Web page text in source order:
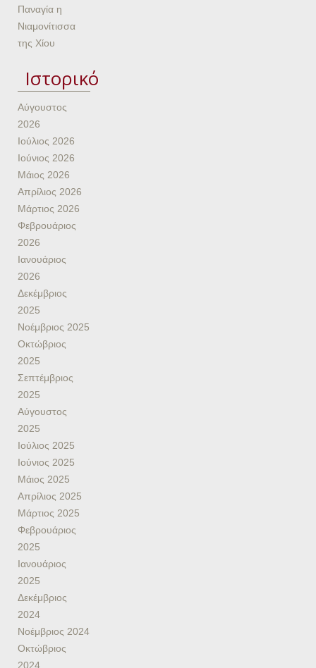
Παναγία η
Νιαμονίτισσα
της Χίου
Ιστορικό
Αύγουστος
2026
Ιούλιος 2026
Ιούνιος 2026
Μάιος 2026
Απρίλιος 2026
Μάρτιος 2026
Φεβρουάριος
2026
Ιανουάριος
2026
Δεκέμβριος
2025
Νοέμβριος 2025
Οκτώβριος
2025
Σεπτέμβριος
2025
Αύγουστος
2025
Ιούλιος 2025
Ιούνιος 2025
Μάιος 2025
Απρίλιος 2025
Μάρτιος 2025
Φεβρουάριος
2025
Ιανουάριος
2025
Δεκέμβριος
2024
Νοέμβριος 2024
Οκτώβριος
2024